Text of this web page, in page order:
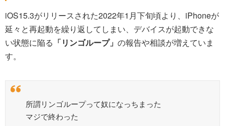
iOS15.3がリリースされた2022年1月下旬頃より、iPhoneが
延々と再起動を繰り返してしまい、デバイスが起動できな
い状態に陥る 「リンゴループ」 の報告や相談が増えていま
す。
所謂リンゴループって奴になっちまった
マジで終わった